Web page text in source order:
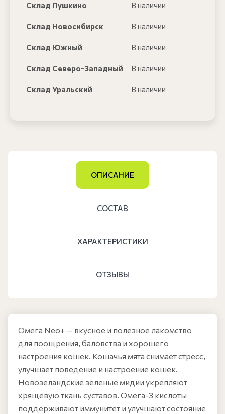
Склад Пушкино В наличии
Склад Новосибирск В наличии
Склад Южный В наличии
Склад Северо-Западный В наличии
Склад Уральский В наличии
ОПИСАНИЕ
СОСТАВ
ХАРАКТЕРИСТИКИ
ОТЗЫВЫ
Омега Neo+ — вкусное и полезное лакомство
для поощрения, баловства и хорошего
настроения кошек. Кошачья мята снимает стресс,
улучшает поведение и настроение кошек.
Новозеландские зеленые мидии укрепляют
хрящевую ткань суставов. Омега-3 кислоты
поддерживают иммунитет и улучшают состояние